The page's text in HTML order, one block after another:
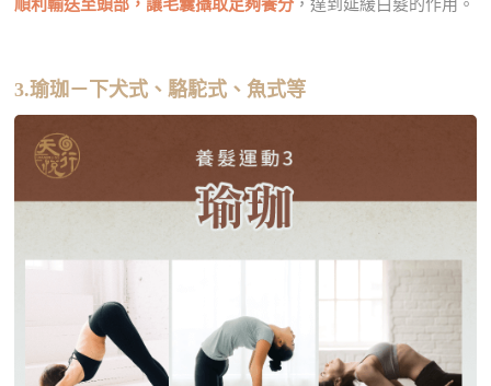
順利輸送至頭部，讓毛囊攝取足夠養分 ，達到延緩白髮的作用。
3.瑜珈－下犬式、駱駝式、魚式等